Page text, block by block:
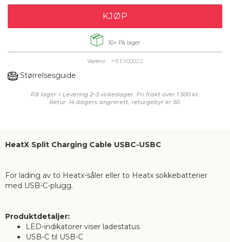
Varenr: HEEX00022
KJØP
10+ På lager
Størrelsesguide
På lager = Levering 2–5 virkedager. Fri frakt over 1.500 kr.
Retur: 14 dagers angrerett, returgebyr kr 50.
HeatX Split Charging Cable USBC-USBC
For lading av to Heatx-såler eller to Heatx sokkebatterier
med USB-C-plugg.
Produktdetaljer:
LED-indikatorer viser ladestatus
USB-C til USB-C